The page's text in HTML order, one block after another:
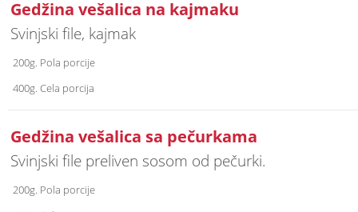
Gedžina vešalica na kajmaku
Svinjski file, kajmak
200g. Pola porcije
400g. Cela porcija
Gedžina vešalica sa pečurkama
Svinjski file preliven sosom od pečurki.
200g. Pola porcije